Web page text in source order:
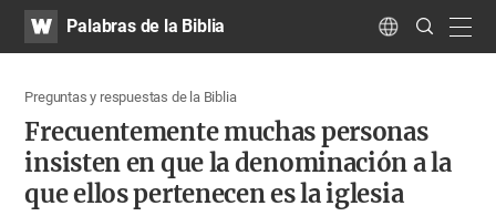
WATVPalabras de la Biblia Language
Search
Submit
Preguntas y respuestas de la Biblia
Frecuentemente muchas personas
insisten en que la denominación a la
que ellos pertenecen es la iglesia